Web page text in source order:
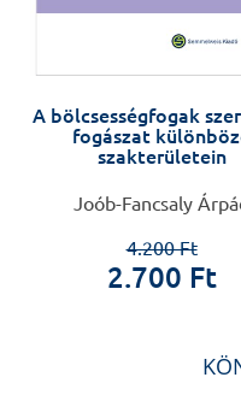
A bölcsességfogak
fogászat
szakterületein
Joób-Fancsaly
4.200 Ft
2.700 Ft